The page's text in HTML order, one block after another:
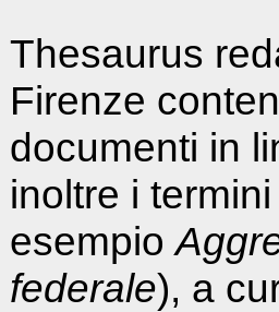
Thesaurus
Firenze
documenti in
inoltre i
esempio
federale), a